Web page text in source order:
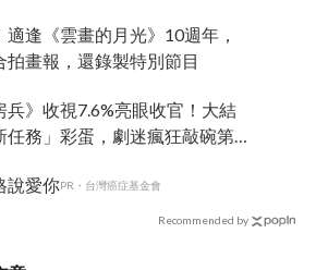
逢《雲畫的月光》10週年，
拍畫報，還錄製特別節目
兵》收視7.6%亮眼收官！大結
任務」彩蛋，劇迷瘋狂敲碗第
說愛你PR・台灣癌症基金會
Recommended by